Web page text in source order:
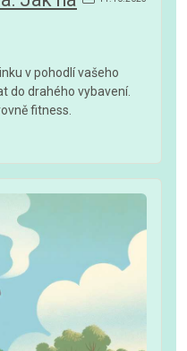
v pohodlí vašeho
do drahého vybavení.
fitness.